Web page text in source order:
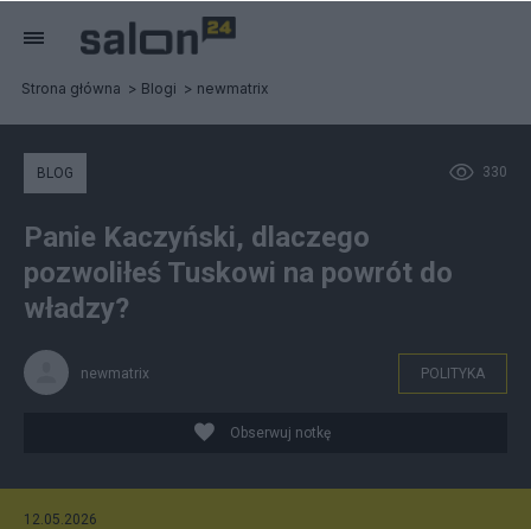
Strona główna Blogi newmatrix
330
BLOG
Panie Kaczyński, dlaczego
pozwoliłeś Tuskowi na powrót do
władzy?
newmatrix POLITYKA
Obserwuj notkę
12.05.2026